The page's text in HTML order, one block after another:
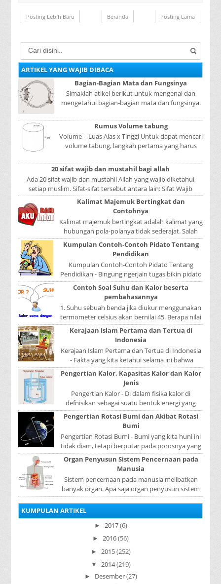
Posting Lebih Baru Posting Lama
Beranda
ARTIKEL YANG WAJIB DIBACA
Bagian-Bagian Mata dan Fungsinya
Simaklah atikel berikut untuk mengenal dan
mengetahui bagian-bagian mata dan fungsinya.
mer...
Rumus Volume tabung
Volume = Luas Alas x Tinggi Untuk dapat mencari
volume tabung, langkah pertama yang harus
tabun...
20 sifat wajib dan mustahil bagi allah
Ada 20 sifat wajib dan mustahil Allah yang wajib diketahui
setiap muslim. Sifat-sifat tersebut antara lain: Sifat Wajib
Tulisan A...
Kalimat Majemuk Bertingkat dan
Contohnya
Kalimat majemuk bertingkat adalah kalimat yang
hubungan pola-polanya tidak sederajat. Salah
satu pola menduduki sebagai induk kalimat, se...
Kumpulan Contoh-Contoh Pidato Tentang
Pendidikan
Kumpulan Contoh-Contoh Pidato Tentang
Pendidikan - Bingung ngerjain tugas bikin pidato
sekolah? Atau sedang nyari kumpulan contoh-
contoh ...
Contoh Soal Suhu dan Kalor beserta
pembahasannya
1. Suhu sebuah benda jika diukur menggunakan
termometer celsius akan bernilai 45. Berapa nilai
yang ditunjukkan oleh termometer Reamur, ...
Kerajaan Islam Pertama dan Tertua di
Indonesia
Kerajaan Islam Pertama dan Tertua di Indonesia
- Fakta yang kita ketahui selama ini bahwa
kerajaan Samudera Pasai merupakan kerajaan ...
Pengertian Kalor, Kapasitas Kalor dan Kalor
Jenis
Pengertian Kalor - Di dalam fisika kalor di
defnisikan sebagai suatu bentuk energi yang
dapat berpindah atau mengalir dari benda yang
...
Pengertian Rotasi Bumi dan Akibat Rotasi
Bumi
Pengertian Rotasi Bumi - Bumi yang kita huni ini
tidak diam, tetapi berputar pada porosnya yang
disebut rotasi bumi. Waktu yang diperlukan...
Organ Penyusun Sistem Pencernaan pada
Manusia
Sistem pencernaan pada manusia melibatkan
banyak organ. Apa saja organ penyusun sistem
pencernaan pada manusia ? Organ penyusun
KUMPULAN ARTIKEL
► 2017(6)
► 2016(56)
► 2015(252)
▼ 2014(219)
► Desember(27)